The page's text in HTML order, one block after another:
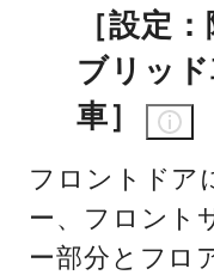
［設定
ブリッ
車］
フロントドア
ー、フロント
ー部分とフロ